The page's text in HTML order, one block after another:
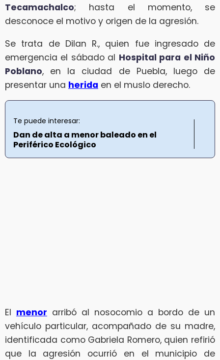
Tecamachalco; hasta el momento, se
desconoce el motivo y origen de la agresión.
Se trata de Dilan R., quien fue ingresado de
emergencia el sábado al Hospital para el Niño
Poblano, en la ciudad de Puebla, luego de
presentar una herida en el muslo derecho.
Te puede interesar:
Dan de alta a menor baleado en el
Periférico Ecológico
El menor arribó al nosocomio a bordo de un
vehículo particular, acompañado de su madre,
identificada como Gabriela Romero, quien refirió
que la agresión ocurrió en el municipio de